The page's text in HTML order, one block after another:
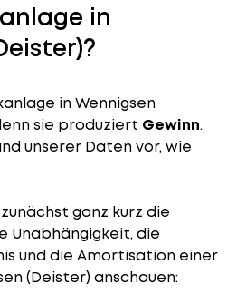
in
in Wennigsen
sie produziert Gewinn.
unserer Daten vor, wie
ganz kurz die
Unabhängigkeit, die
und die Amortisation einer
(Deister) anschauen: